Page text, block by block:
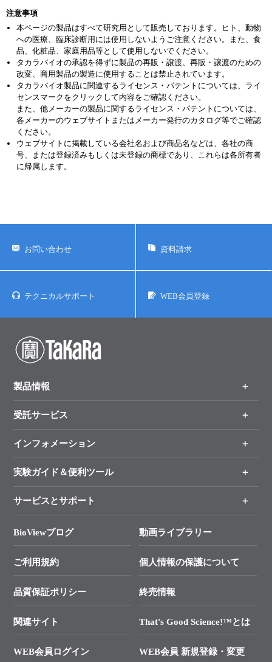
注意事項
本ページの製品はすべて研究用として販売しております。ヒト、動物
への医療、臨床診断用には使用しないようご注意ください。また、食
品、化粧品、家庭用品等として使用しないでください。
タカラバイオの承認を得ずに製品の再販・譲渡、再販・譲渡のための
改変、商用製品の製造に使用することは禁止されています。
タカラバイオ製品に関連するライセンス・パテントについては、ライ
センスマークをクリックして内容をご確認ください。
また、他メーカーの製品に関するライセンス・パテントについては、
各メーカーのウェブサイトまたはメーカー発行のカタログ等でご確認
ください。
ウェブサイトに掲載している会社名および商品名などは、各社の商
号、または登録済みもしくは未登録の商標であり、これらは各所有者
に帰属します。
お問い合わせ 資料請求
テクニカルサポート WEB会員登録
製品情報
製品一覧
手法から製品を探す
新製品情報
受託サービス
オンライン注文
インフォメーション
キャンペーン
タカラバイオ各種会員募集のお知らせ
終売製品のお知らせ
価格改定のご案内
タカラバイオ発表文献
実験ガイド＆便利ツール
リアルタイムPCR実験のススメ
幹細胞・再生医療研究ガイド
クローニング実験ガイド
SMARTer NGSポータルサイト
プライマー設計
制限酵素切断サイトの検索
サービスとサポート
総合お問い合わせ
├ 実験コンシェルジュ
├ 受託サービスお問い合わせ
└ カスタム製造お問い合わせ
BioViewブログ 動画ライブラリー
ご利用規約 個人情報の保護について
品質保証ポリシー 終売情報
関連サイト That's Good Science!™とは
WEB会員ログイン WEB会員 新規登録・変更